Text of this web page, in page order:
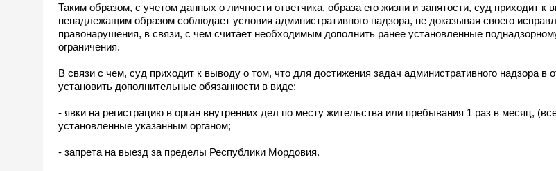
Таким образом, с учетом данных о личности ответчика, образа его жизни и занятости, суд приходит
ненадлежащим образом соблюдает условия административного надзора, не доказывая своего
правонарушения, в связи, с чем считает необходимым дополнить ранее установленные
ограничения.
В связи с чем, суд приходит к выводу о том, что для достижения задач административного надзора
установить дополнительные обязанности в виде:
- явки на регистрацию в орган внутренних дел по месту жительства или пребывания 1 раз в месяц,
установленные указанным органом;
- запрета на выезд за пределы Республики Мордовия.